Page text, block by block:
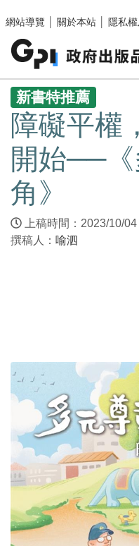
網站導覽
關於本站 隱私
:::
新書特推薦
障礙平權
開始──
角》
上稿時間：2023/10/04
撰稿人： 喻泗